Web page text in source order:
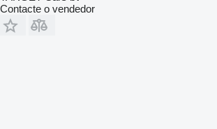
Contacte o vendedor